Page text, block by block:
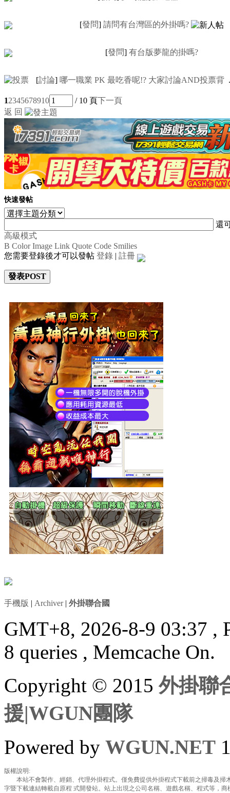
[發問] 請問有台灣區的外掛嗎?
[發問] 有台版夢龍的掛嗎?
[討論] 哪一職業 PK 最吃香呢!? 大家討論AND投票背
12345678910 / 10 頁下一頁
返 回
快速發帖
還
高級模式
B Color Image Link Quote Code Smilies
您需要登錄後才可以發帖 登錄 | 註冊
發表POST
手機版 | Archiver| 外掛聯合國
GMT+8, 2026-8-9 03:37 ,
8 queries , Memcache On.
Copyright © 2015外掛聯
援|WGUN團隊
Powered by WGUN.NET
版權說明:
本站不會製作、經銷、代理外掛程式。僅免費提供外掛程式下載前之掃毒及掃
字暨下載連結轉載自原程 式開發站。站上出現之公司名稱、遊戲名稱、程式等，